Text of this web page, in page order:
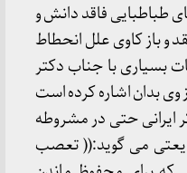
طباطبایی فاقد دانش و
و باز کاوی علل انحطاط
بسیاری با جناب دکتر
وی بدان اشاره کرده است
ایرانی حتی در مشروطه
می گوید:(( تعصب